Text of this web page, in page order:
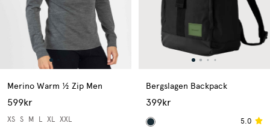
Merino Warm ½ Zip Men
599kr
XS S M L XL XXL
Bergslagen Backpack
399kr
5.0